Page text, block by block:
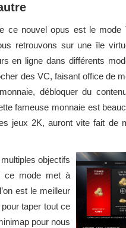
ce nouvel opus est le
retrouvons sur une île
en ligne dans différents
des VC, faisant office de
débloquer du
fameuse monnaie est
jeux 2K, auront vite fait de
objectifs
ce mode met à
est le meilleur
taper tout ce
pour nous